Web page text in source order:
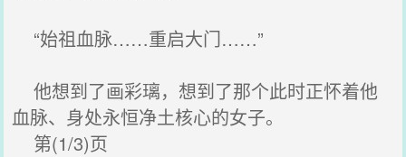
“始祖血脉……重启大门……”
他想到了画彩璃，想到了那个此时正怀着他
血脉、身处永恒净土核心的女子。
第(1/3)页